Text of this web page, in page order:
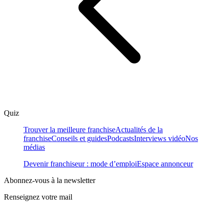
Quiz
Trouver la meilleure franchiseActualités de la
franchiseConseils et guidesPodcastsInterviews vidéoNos
médias
Devenir franchiseur : mode d’emploiEspace annonceur
Abonnez-vous à la newsletter
Renseignez votre mail